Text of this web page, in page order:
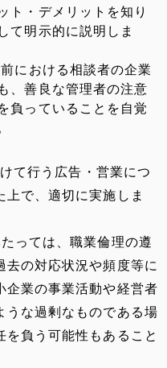
ト・デメリットを知り
て明示的に説明しま
における相談者の企業
、善良な管理者の注意
負っていることを自覚
て行う広告・営業につ
で、適切に実施しま
っては、職業倫理の遵
の対応状況や頻度等に
企業の事業活動や経営者
な過剰なものである場
負う可能性もあること